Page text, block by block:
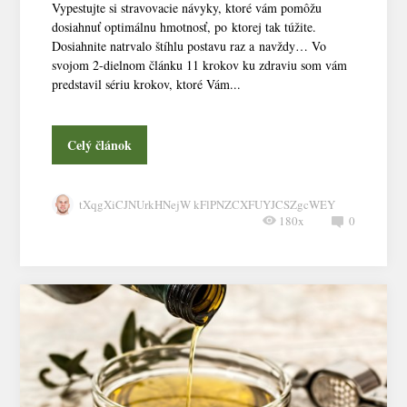
Vypestujte si stravovacie návyky, ktoré vám pomôžu
dosiahnuť optimálnu hmotnosť, po ktorej tak túžite.
Dosiahnite natrvalo štíhlu postavu raz a navždy… Vo
svojom 2-dielnom článku 11 krokov ku zdraviu som vám
predstavil sériu krokov, ktoré Vám...
Celý článok
tXqgXiCJNUrkHNejW kFlPNZCXFUYJCSZgcWEY
0
180x